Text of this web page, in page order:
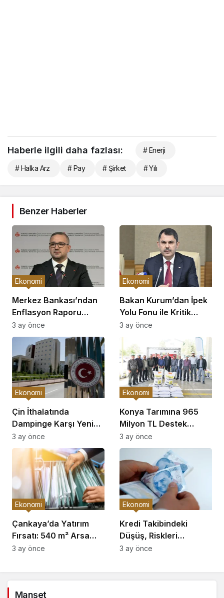
Haberle ilgili daha fazlası: # Enerji
# Halka Arz # Pay # Şirket # Yılı
Benzer Haberler
Merkez Bankası’ndan
Enflasyon Raporu
Açıklaması
Ekonomi
3 ay önce
Bakan Kurum’dan İpek
Yolu Fonu ile Kritik
Görüşme
Ekonomi
3 ay önce
Çin İthalatında
Dampinge Karşı Yeni
Önlemler!
Ekonomi
3 ay önce
Konya Tarımına 965
Milyon TL Destek
Açıklaması
Ekonomi
3 ay önce
Çankaya’da Yatırım
Fırsatı: 540 m² Arsa
Satışı
Ekonomi
3 ay önce
Kredi Takibindeki
Düşüş, Riskleri
Artırıyor!
Ekonomi
3 ay önce
Manşet